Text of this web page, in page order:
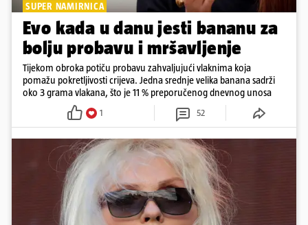
SUPER NAMIRNICA
Evo kada u danu jesti bananu za
bolju probavu i mršavljenje
Tijekom obroka potiču probavu zahvaljujući vlaknima koja
pomažu pokretljivosti crijeva. Jedna srednje velika banana sadrži
oko 3 grama vlakana, što je 11 % preporučenog dnevnog unosa
1 52